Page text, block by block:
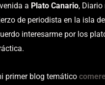
a Plato Canario,
de periodista en la isla
interesarme por los
primer blog temático